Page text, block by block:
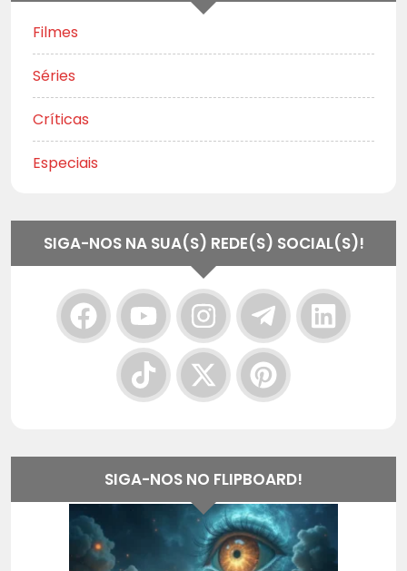
Filmes
Séries
Críticas
Especiais
SIGA-NOS NA SUA(S) REDE(S) SOCIAL(S)!
SIGA-NOS NO FLIPBOARD!